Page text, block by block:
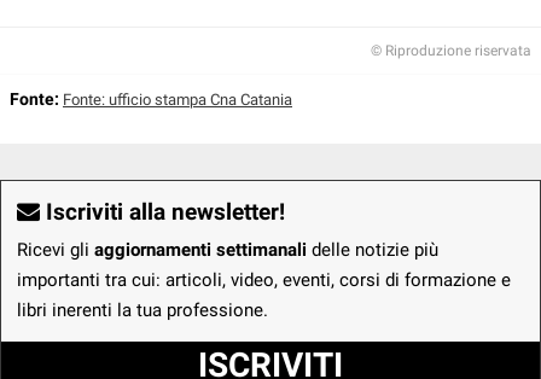
© Riproduzione riservata
Fonte: Fonte: ufficio stampa Cna Catania
Iscriviti alla newsletter!
Ricevi gli aggiornamenti settimanali delle notizie più
importanti tra cui: articoli, video, eventi, corsi di formazione e
libri inerenti la tua professione.
ISCRIVITI